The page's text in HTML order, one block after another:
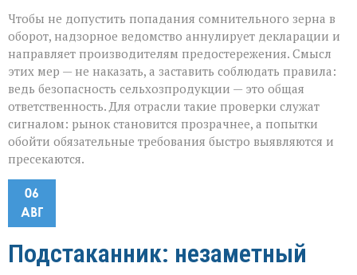
Чтобы не допустить попадания сомнительного зерна в
оборот, надзорное ведомство аннулирует декларации и
направляет производителям предостережения. Смысл
этих мер — не наказать, а заставить соблюдать правила:
ведь безопасность сельхозпродукции — это общая
ответственность. Для отрасли такие проверки служат
сигналом: рынок становится прозрачнее, а попытки
обойти обязательные требования быстро выявляются и
пресекаются.
06
АВГ
Подстаканник: незаметный